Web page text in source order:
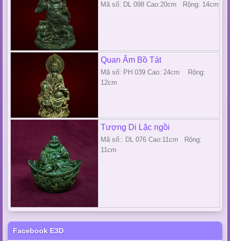
Mã số: DL 098 Cao:20cm Rộng: 14cm
Quan Âm Bồ Tát
Mã số: PH 039 Cao: 24cm Rộng:
12cm
Tượng Di Lặc ngồi
Mã số:: DL 076 Cao:11cm Rộng:
11cm
Facebook E3D